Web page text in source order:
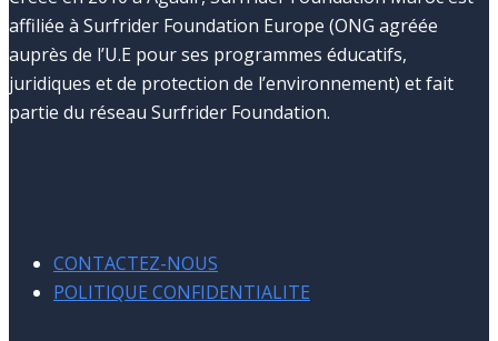
affiliée à Surfrider Foundation Europe (ONG agréée
auprès de l’U.E pour ses programmes éducatifs,
juridiques et de protection de l’environnement) et fait
partie du réseau Surfrider Foundation.
CONTACTEZ-NOUS
POLITIQUE CONFIDENTIALITE